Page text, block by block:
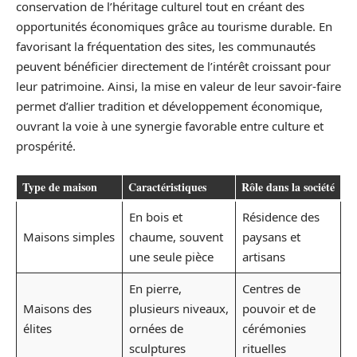
conservation de l’héritage culturel tout en créant des
opportunités économiques grâce au tourisme durable. En
favorisant la fréquentation des sites, les communautés
peuvent bénéficier directement de l’intérêt croissant pour
leur patrimoine. Ainsi, la mise en valeur de leur savoir-faire
permet d’allier tradition et développement économique,
ouvrant la voie à une synergie favorable entre culture et
prospérité.
Type de maison Caractéristiques Rôle dans la société
Maisons simples
En bois et
chaume, souvent
une seule pièce
Résidence des
paysans et
artisans
Maisons des
élites
En pierre,
plusieurs niveaux,
ornées de
sculptures
Centres de
pouvoir et de
cérémonies
rituelles